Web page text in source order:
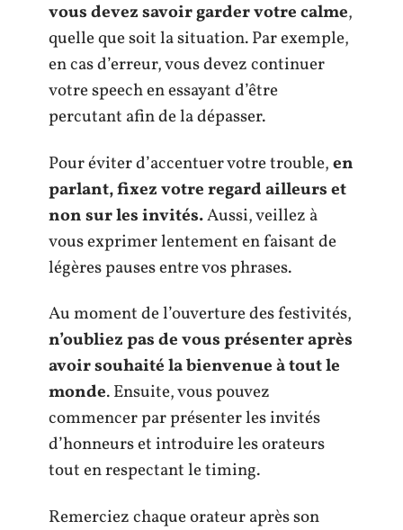
vous devez savoir garder votre calme,
quelle que soit la situation. Par exemple,
en cas d’erreur, vous devez continuer
votre speech en essayant d’être
percutant afin de la dépasser.
Pour éviter d’accentuer votre trouble,en
parlant, fixez votre regard ailleurs et
non sur les invités.Aussi, veillez à
vous exprimer lentement en faisant de
légères pauses entre vos phrases.
Au moment de l’ouverture des festivités,
n’oubliez pas de vous présenter après
avoir souhaité la bienvenue à tout le
monde. Ensuite, vous pouvez
commencer par présenter les invités
d’honneurs et introduire les orateurs
tout en respectant le timing.
Remerciez chaque orateur après son